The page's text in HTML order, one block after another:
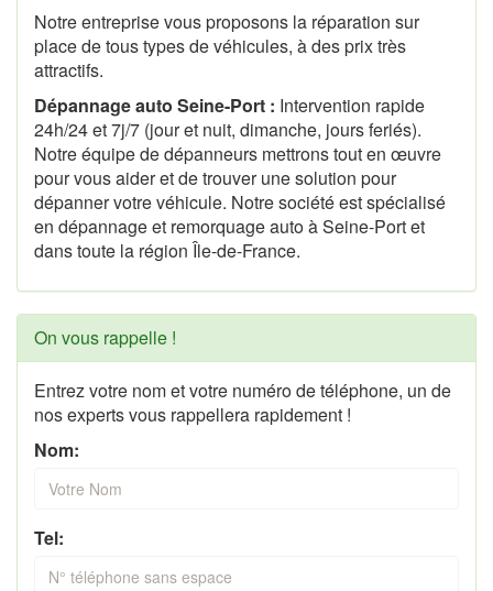
Notre entreprise vous proposons la réparation sur
place de tous types de véhicules, à des prix très
attractifs.
Dépannage auto Seine-Port : Intervention rapide
24h/24 et 7j/7 (jour et nuit, dimanche, jours feriés).
Notre équipe de dépanneurs mettrons tout en œuvre
pour vous aider et de trouver une solution pour
dépanner votre véhicule. Notre société est spécialisé
en dépannage et remorquage auto à Seine-Port et
dans toute la région Île-de-France.
On vous rappelle !
Entrez votre nom et votre numéro de téléphone, un de
nos experts vous rappellera rapidement !
Nom:
Tel: